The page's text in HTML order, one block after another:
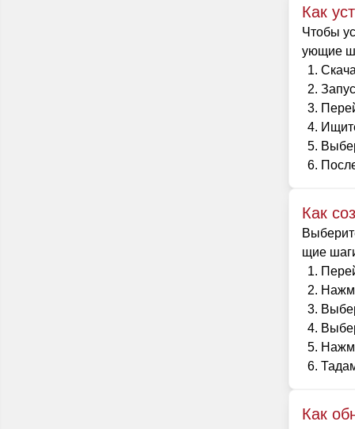
Как
Чтобы
ующие
Как
щие
Как